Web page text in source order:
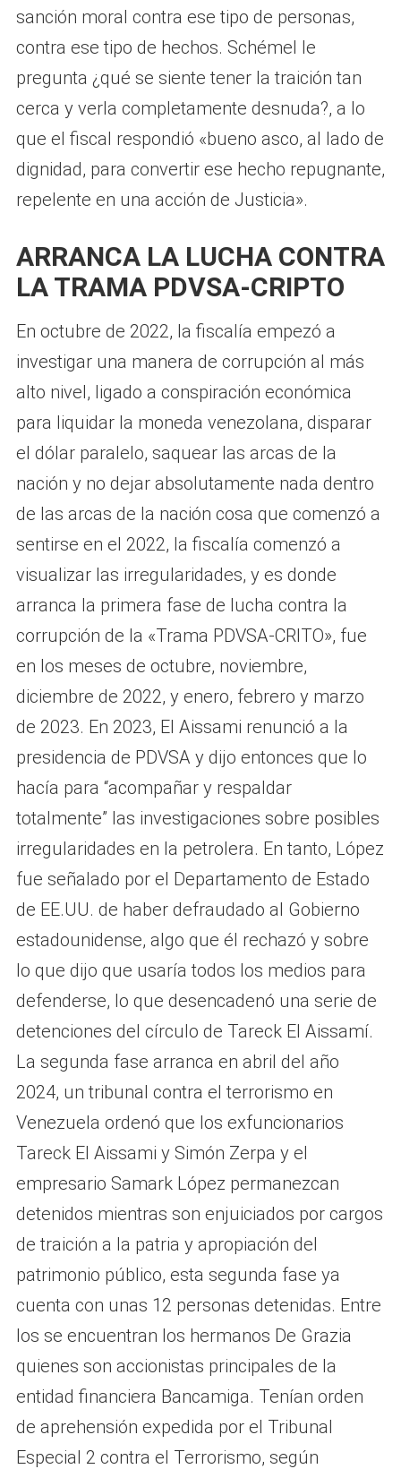
sanción moral contra ese tipo de personas,
contra ese tipo de hechos. Schémel le
pregunta ¿qué se siente tener la traición tan
cerca y verla completamente desnuda?, a lo
que el fiscal respondió «bueno asco, al lado de
dignidad, para convertir ese hecho repugnante,
repelente en una acción de Justicia».
ARRANCA LA LUCHA CONTRA
LA TRAMA PDVSA-CRIPTO
En octubre de 2022, la fiscalía empezó a
investigar una manera de corrupción al más
alto nivel, ligado a conspiración económica
para liquidar la moneda venezolana, disparar
el dólar paralelo, saquear las arcas de la
nación y no dejar absolutamente nada dentro
de las arcas de la nación cosa que comenzó a
sentirse en el 2022, la fiscalía comenzó a
visualizar las irregularidades, y es donde
arranca la primera fase de lucha contra la
corrupción de la «Trama PDVSA-CRITO», fue
en los meses de octubre, noviembre,
diciembre de 2022, y enero, febrero y marzo
de 2023. En 2023, El Aissami renunció a la
presidencia de PDVSA y dijo entonces que lo
hacía para “acompañar y respaldar
totalmente” las investigaciones sobre posibles
irregularidades en la petrolera. En tanto, López
fue señalado por el Departamento de Estado
de EE.UU. de haber defraudado al Gobierno
estadounidense, algo que él rechazó y sobre
lo que dijo que usaría todos los medios para
defenderse, lo que desencadenó una serie de
detenciones del círculo de Tareck El Aissamí.
La segunda fase arranca en abril del año
2024, un tribunal contra el terrorismo en
Venezuela ordenó que los exfuncionarios
Tareck El Aissami y Simón Zerpa y el
empresario Samark López permanezcan
detenidos mientras son enjuiciados por cargos
de traición a la patria y apropiación del
patrimonio público, esta segunda fase ya
cuenta con unas 12 personas detenidas. Entre
los se encuentran los hermanos De Grazia
quienes son accionistas principales de la
entidad financiera Bancamiga. Tenían orden
de aprehensión expedida por el Tribunal
Especial 2 contra el Terrorismo, según